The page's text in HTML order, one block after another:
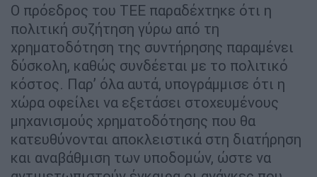
Ο πρόεδρος του ΤΕΕ παραδέχτηκε ότι η
πολιτική συζήτηση γύρω από τη
χρηματοδότηση της συντήρησης παραμένει
δύσκολη, καθώς συνδέεται με το πολιτικό
κόστος. Παρ’ όλα αυτά, υπογράμμισε ότι η
χώρα οφείλει να εξετάσει στοχευμένους
μηχανισμούς χρηματοδότησης που θα
κατευθύνονται αποκλειστικά στη διατήρηση
και αναβάθμιση των υποδομών, ώστε να